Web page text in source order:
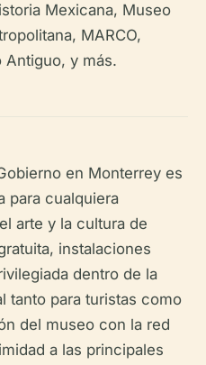
Mexicana, Museo
MARCO,
Antiguo, y más.
en Monterrey es
para cualquiera
arte y la cultura de
instalaciones
dentro de la
tanto para turistas como
del museo con la red
a las principales